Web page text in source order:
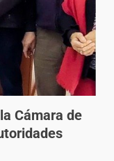
Cámara de